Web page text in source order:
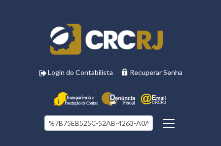
Login do Contabilista Recuperar Senha